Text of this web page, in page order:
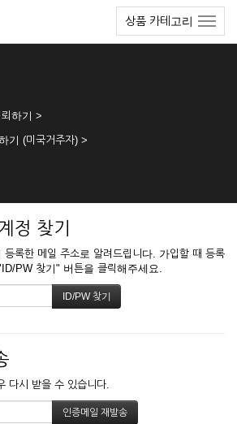
상품 카테고리
뢰하기 >
기 (미국거주자) >
정 찾기
등록한 메일 주소로 알려드립니다. 가입할 때 등록
PW 찾기" 버튼을 클릭해주세요.
다시 받을 수 있습니다.